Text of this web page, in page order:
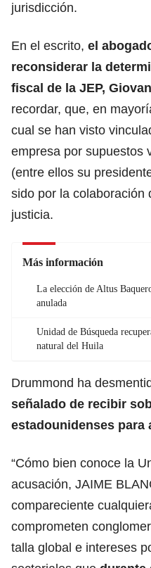
jurisdicción.
En el escrito, el
reconsiderar la
fiscal de la JEP,
recordar, que, en
cual se han visto
empresa por supuestos
(entre ellos su
sido por la colaboración
justicia.
Más información
La elección de Altus
anulada
Unidad de Búsqueda
natural del Huila
Drummond ha
señalado de recibir
estadounidenses para
“Cómo bien conoce la
acusación, JAIME
compareciente
comprometen
talla global e intereses